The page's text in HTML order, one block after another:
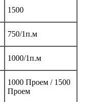
1500
750/1п.м
1000/1п.м
1000 Проем / 1500
Проем